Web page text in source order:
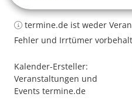
termine.de ist weder
Fehler und Irrtümer
Kalender-Ersteller:
Veranstaltungen und
Events termine.de